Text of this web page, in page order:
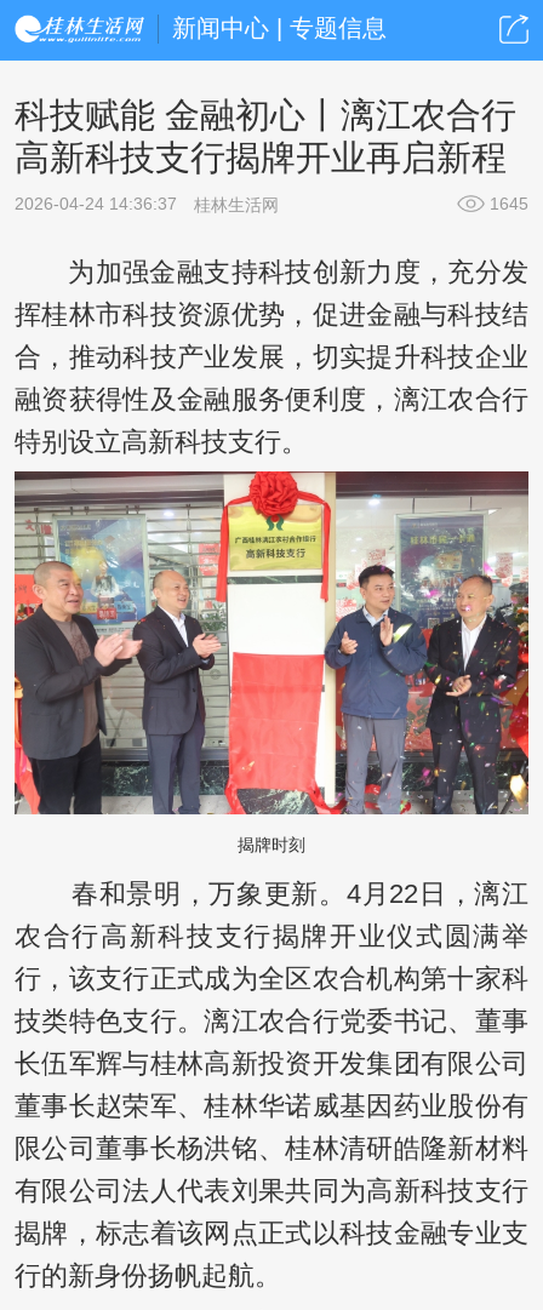
新闻中心 | 专题信息
科技赋能 金融初心丨漓江农合行
高新科技支行揭牌开业再启新程
2026-04-24 14:36:37 桂林生活网 1645
为加强金融支持科技创新力度，充分发
挥桂林市科技资源优势，促进金融与科技结
合，推动科技产业发展，切实提升科技企业
融资获得性及金融服务便利度，漓江农合行
特别设立高新科技支行。
揭牌时刻
春和景明，万象更新。4月22日，漓江
农合行高新科技支行揭牌开业仪式圆满举
行，该支行正式成为全区农合机构第十家科
技类特色支行。漓江农合行党委书记、董事
长伍军辉与桂林高新投资开发集团有限公司
董事长赵荣军、桂林华诺威基因药业股份有
限公司董事长杨洪铭、桂林清研皓隆新材料
有限公司法人代表刘果共同为高新科技支行
揭牌，标志着该网点正式以科技金融专业支
行的新身份扬帆起航。